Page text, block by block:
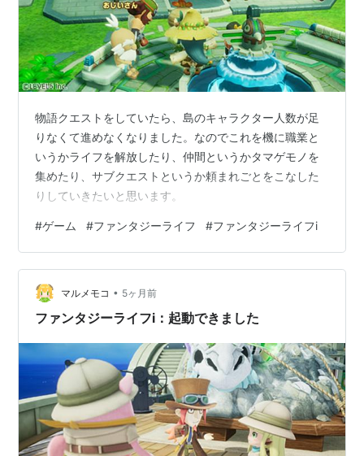
物語クエストをしていたら、島のキャラクター人数が足
りなくて進めなくなりました。なのでこれを機に職業と
いうかライフを解放したり、仲間というかタマゲモノを
集めたり、サブクエストというか頼まれごとをこなした
りしていきたいと思います。
#ゲーム #ファンタジーライフ #ファンタジーライフi
マルメモコ • 5ヶ月前
ファンタジーライフi：起動できました